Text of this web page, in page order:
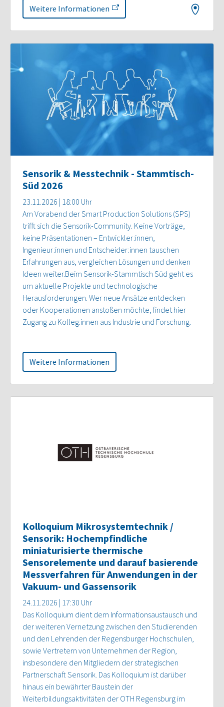
Weitere Informationen
Sensorik & Messtechnik - Stammtisch-
Süd 2026
23.11.2026 | 18:00 Uhr
Am Vorabend der Smart Production Solutions (SPS)
trifft sich die Sensorik-Community. Keine Vorträge,
keine Präsentationen – Entwickler:innen,
Ingenieur:innen und Entscheider:innen tauschen
Erfahrungen aus, vergleichen Lösungen und denken
Ideen weiter.Beim Sensorik-Stammtisch Süd geht es
um aktuelle Projekte und technologische
Herausforderungen. Wer neue Ansätze entdecken
oder Kooperationen anstoßen möchte, findet hier
Zugang zu Kolleg:innen aus Industrie und Forschung.
Weitere Informationen
Kolloquium Mikrosystemtechnik /
Sensorik: Hochempfindliche
miniaturisierte thermische
Sensorelemente und darauf basierende
Messverfahren für Anwendungen in der
Vakuum- und Gassensorik
24.11.2026 | 17:30 Uhr
Das Kolloquium dient dem Informationsaustausch und
der weiteren Vernetzung zwischen den Studierenden
und den Lehrenden der Regensburger Hochschulen,
sowie Vertretern von Unternehmen der Region,
insbesondere den Mitgliedern der strategischen
Partnerschaft Sensorik. Das Kolloquium ist darüber
hinaus ein bewährter Baustein der
Weiterbildungsaktivitäten der OTH Regensburg im